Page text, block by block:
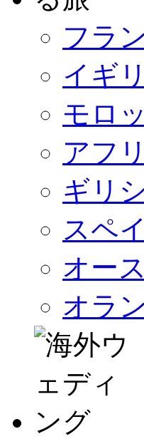
フラ
イギ
モロ
アフ
ギリ
スペ
オー
オラ